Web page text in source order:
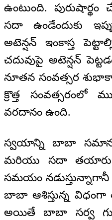
ఉంటుంది.
సదా ఉండేందుకు
అటెన్షన్ ఇంకాస్త
చదువుపై అటెన్షన్
నూతన సంవత్సర
క్రొత్త సంవత్సరంలో
వరదానం ఉంది.
స్వయాన్ని బాబా
మరియు సదా
సమయం
బాబా ఆశిస్తున్న
అయితే బాబా సర్వ